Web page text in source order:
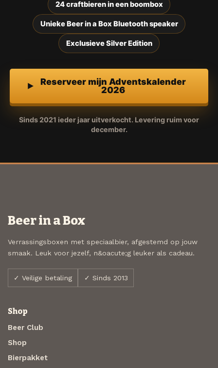
24 craftbieren in een boombox
Unieke Beer in a Box Bluetooth speaker
Exclusieve Silver Edition
Reserveer mijn Adventskalender
2026
Sinds 2021 ieder jaar uitverkocht. Levering ruim voor
december.
Beer in a Box
Verrassingsboxen met speciaalbier, afgestemd op jouw
smaak. Leuk voor jezelf, n&oacute;g leuker als cadeau.
✓ Veilige betaling ✓ Sinds 2013
Shop
Beer Club
Shop
Bierpakket